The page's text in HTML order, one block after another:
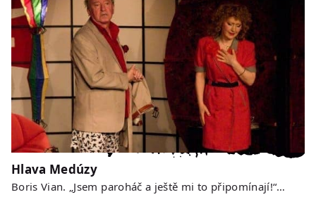
Hlava Medúzy
Boris Vian. „Jsem paroháč a ještě mi to připomínají!“…